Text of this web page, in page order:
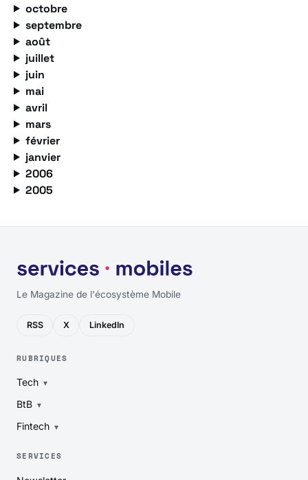
octobre
septembre
août
juillet
juin
mai
avril
mars
février
janvier
2006
2005
Le Magazine de l'écosystème Mobile
RSS X LinkedIn
RUBRIQUES
Tech
BtB
Fintech
SERVICES